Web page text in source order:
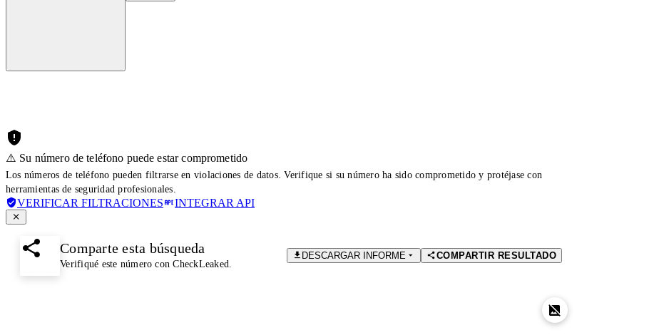
⚠️ Su número de teléfono puede estar comprometido
Los números de teléfono pueden filtrarse en violaciones de datos. Verifique si su número ha sido comprometido y protéjase con
herramientas de seguridad profesionales.
VERIFICAR FILTRACIONES INTEGRAR API
Comparte esta búsqueda
Verifiqué este número con CheckLeaked.
DESCARGAR INFORME COMPARTIR RESULTADO